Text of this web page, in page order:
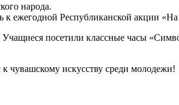
народа.
ежегодной Республиканской акции
посетили классные часы
чувашскому искусству среди молодежи!